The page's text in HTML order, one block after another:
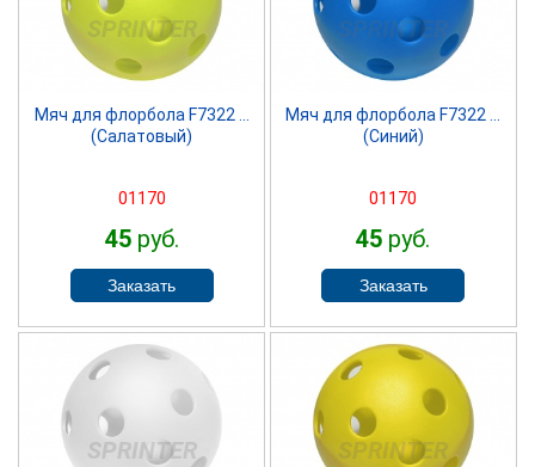
SPRINTER
Мяч для флорбола F7322 ...
(Салатовый)
01170
45руб.
SPRINTER
Мяч для флорбола F7322 ...
(Синий)
01170
45 руб.
SPRINTER SPRINTER